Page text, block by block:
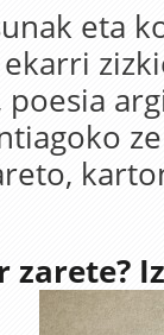
eta
zarete?